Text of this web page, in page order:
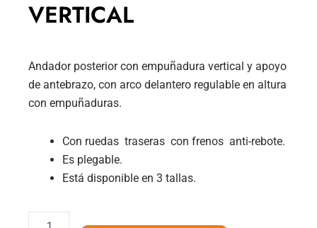
VERTICAL
Andador posterior con empuñadura vertical y apoyo
de antebrazo, con arco delantero regulable en altura
con empuñaduras.
Con ruedas traseras con frenos anti-rebote.
Es plegable.
Está disponible en 3 tallas.